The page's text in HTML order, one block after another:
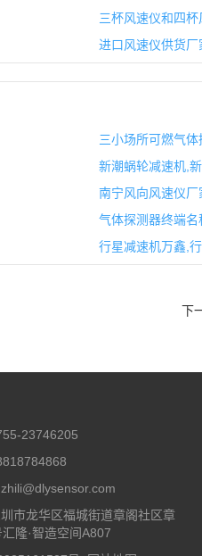
三杯风速仪和四杯
进口风速仪供货厂
三小场所可燃气体
新潮蜗轮减速机,
南宁风向风速仪厂
气体探测器终端名
行星减速机万鑫,
下
23746205
市龙华区福城街道章阁社区章
隆·智造空间A807